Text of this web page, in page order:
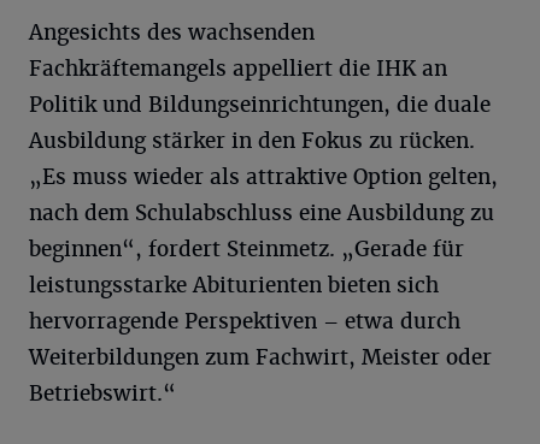
Angesichts des wachsenden
Fachkräftemangels appelliert die IHK an
Politik und Bildungseinrichtungen, die duale
Ausbildung stärker in den Fokus zu rücken.
„Es muss wieder als attraktive Option gelten,
nach dem Schulabschluss eine Ausbildung zu
beginnen“, fordert Steinmetz. „Gerade für
leistungsstarke Abiturienten bieten sich
hervorragende Perspektiven – etwa durch
Weiterbildungen zum Fachwirt, Meister oder
Betriebswirt.“